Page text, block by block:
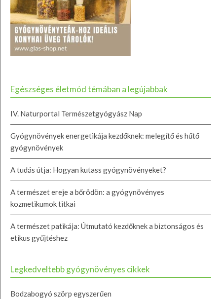
Egészséges életmód témában a legújabbak
IV. Naturportal Természetgyógyász Nap
Gyógynövények energetikája kezdőknek: melegítő és hűtő
gyógynövények
A tudás útja: Hogyan kutass gyógynövényeket?
A természet ereje a bőrödön: a gyógynövényes
kozmetikumok titkai
A természet patikája: Útmutató kezdőknek a biztonságos és
etikus gyűjtéshez
Legkedveltebb gyógynövényes cikkek
Bodzabogyó szörp egyszerűen